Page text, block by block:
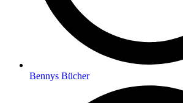
Bennys Bücher